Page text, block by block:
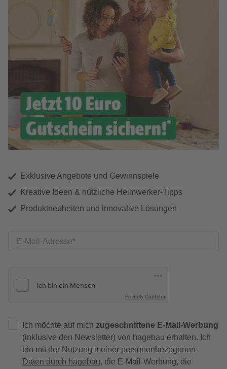
Exklusive Angebote und Gewinnspiele
Kreative Ideen & nützliche Heimwerker-Tipps
Produktneuheiten und innovative Lösungen
E-Mail-Adresse
Friendly Captcha
Ich möchte auf mich zugeschnittene E-Mail-Werbung
(inklusive den Newsletter) von hagebau erhalten. Ich
bin mit der Nutzung meiner personenbezogenen
Daten durch hagebau, die E-Mail-Werbung, die